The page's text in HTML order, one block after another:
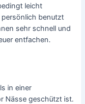
leicht
persönlich benutzt
sehr schnell und
entfachen.
in einer
Nässe geschützt ist.